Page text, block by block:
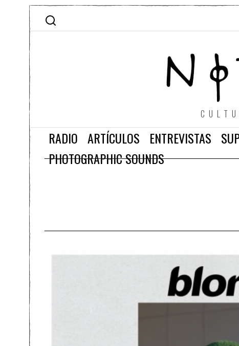
RADIO ARTÍCULOS ENTREVISTAS
PHOTOGRAPHIC SOUNDS